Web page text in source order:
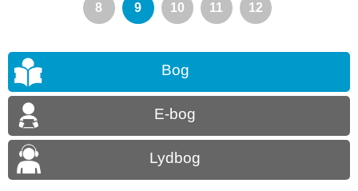
8 9 10 11 12
Bog
E-bog
Lydbog